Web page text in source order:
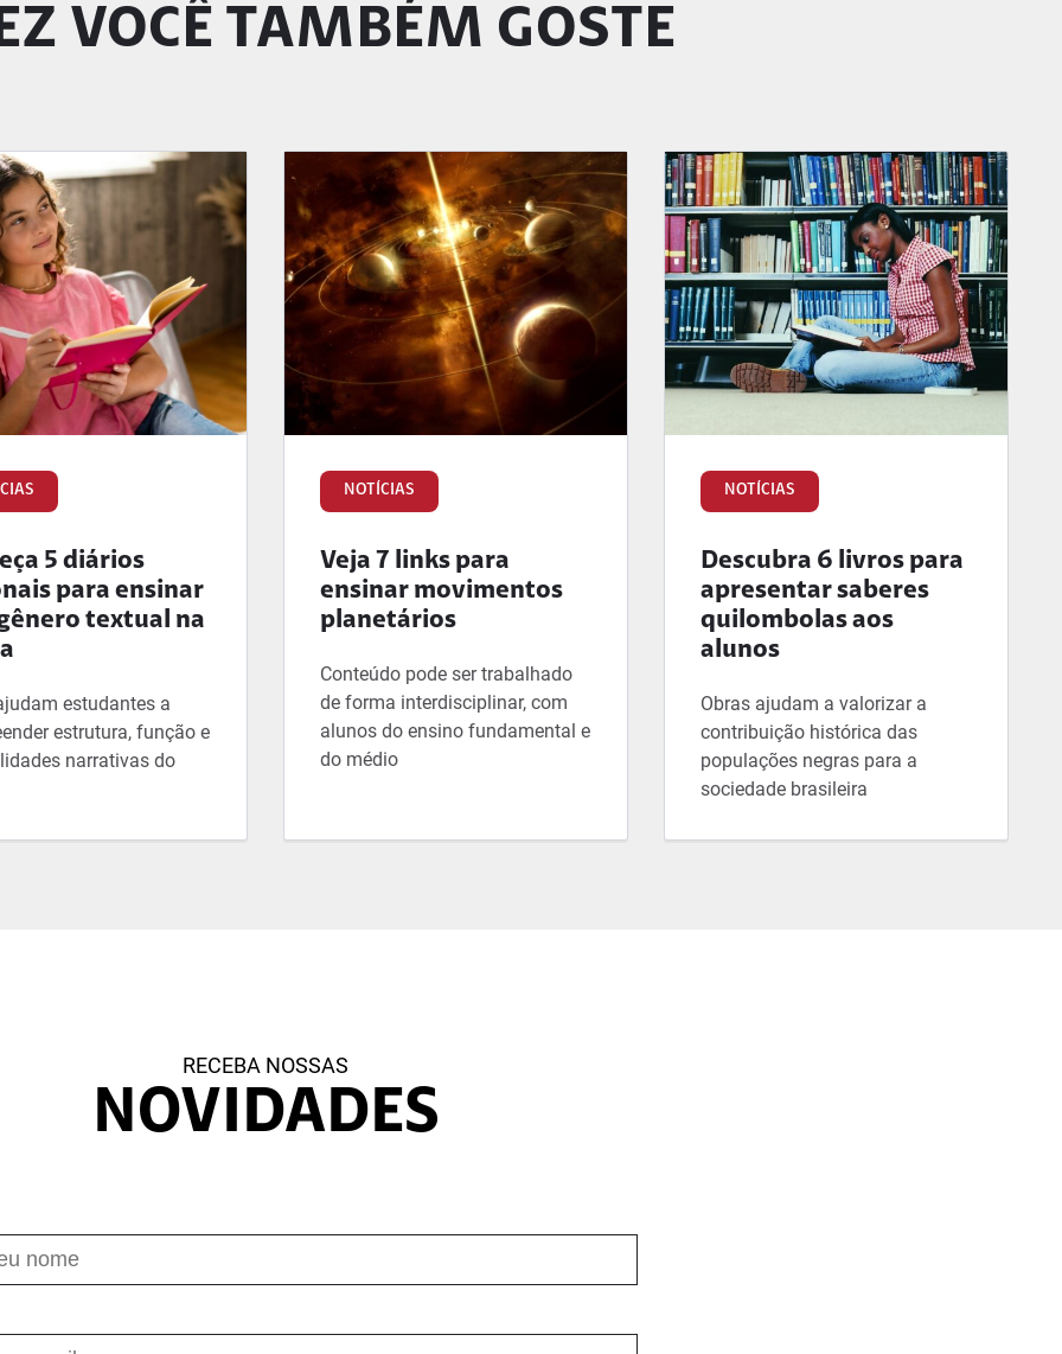
VOCÊ TAMBÉM GOSTE
5 diários
para ensinar
textual na
estudantes a
estrutura, função e
narrativas do
NOTÍCIAS
Veja 7 links para
ensinar movimentos
planetários
Conteúdo pode ser trabalhado
de forma interdisciplinar, com
alunos do ensino fundamental e
do médio
NOTÍCIAS
Descubra 6 livros para
apresentar saberes
quilombolas aos
alunos
Obras ajudam a valorizar a
contribuição histórica das
populações negras para a
sociedade brasileira
RECEBA NOSSAS
NOVIDADES